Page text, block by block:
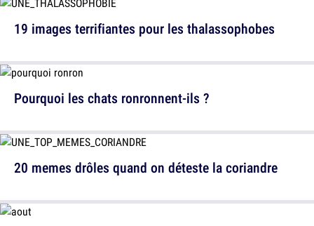
Pourquoi les chats ronronnent-ils ?
19 images terrifiantes pour les thalassophobes
20 memes drôles quand on déteste la coriandre